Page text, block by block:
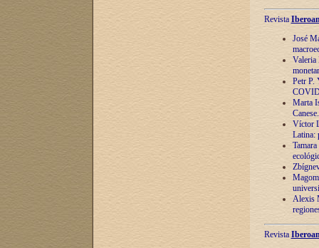
Revista
José
Valeria
Petr P.
Marta
Víctor
Latina:
Alexis
Revista